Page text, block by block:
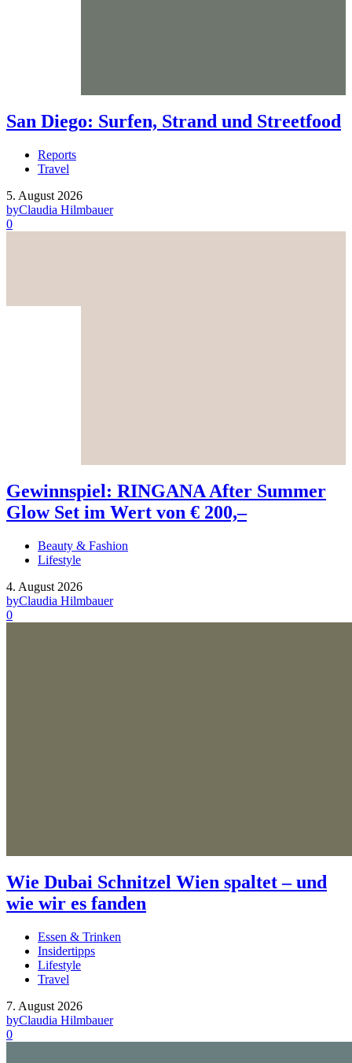
San Diego: Surfen, Strand und Streetfood
Reports
Travel
5. August 2026
byClaudia Hilmbauer
0
Gewinnspiel: RINGANA After Summer
Glow Set im Wert von € 200,–
Beauty & Fashion
Lifestyle
4. August 2026
byClaudia Hilmbauer
0
Wie Dubai Schnitzel Wien spaltet – und
wie wir es fanden
Essen & Trinken
Insidertipps
Lifestyle
Travel
7. August 2026
byClaudia Hilmbauer
0